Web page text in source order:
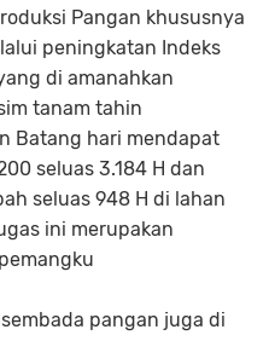
Pangan khususnya
peningkatan Indeks
di amanahkan
tanam tahin
Batang hari mendapat
seluas 3.184 H dan
seluas 948 H di lahan
ini merupakan
pangan juga di